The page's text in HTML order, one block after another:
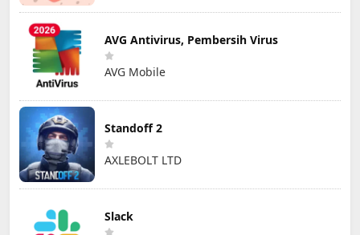
AVG Antivirus, Pembersih Virus
AVG Mobile
Standoff 2
AXLEBOLT LTD
Slack